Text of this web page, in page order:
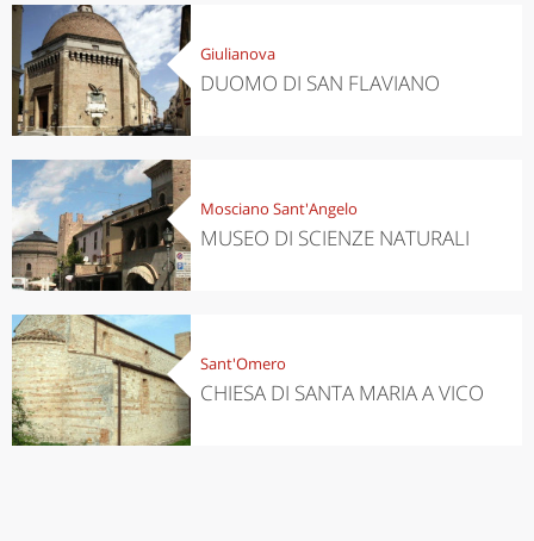
Giulianova
DUOMO DI SAN FLAVIANO
Mosciano Sant'Angelo
MUSEO DI SCIENZE NATURALI
Sant'Omero
CHIESA DI SANTA MARIA A VICO